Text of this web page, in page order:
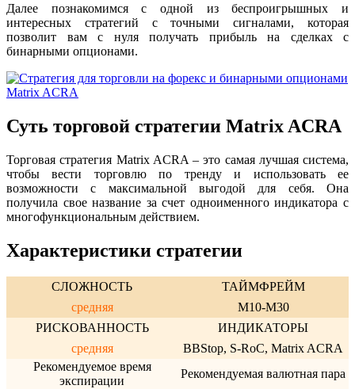
Далее познакомимся с одной из беспроигрышных и
интересных стратегий с точными сигналами, которая
позволит вам с нуля получать прибыль на сделках с
бинарными опционами.
Суть торговой стратегии Matrix ACRA
Торговая стратегия Matrix ACRA – это самая лучшая система,
чтобы вести торговлю по тренду и использовать ее
возможности с максимальной выгодой для себя. Она
получила свое название за счет одноименного индикатора с
многофункциональным действием.
Характеристики стратегии
СЛОЖНОСТЬ
ТАЙМФРЕЙМ
средняя
M10-M30
РИСКОВАННОСТЬ
ИНДИКАТОРЫ
средняя
BBStop, S-RoC, Matrix ACRA
Рекомендуемое время
экспирации
Рекомендуемая валютная пара